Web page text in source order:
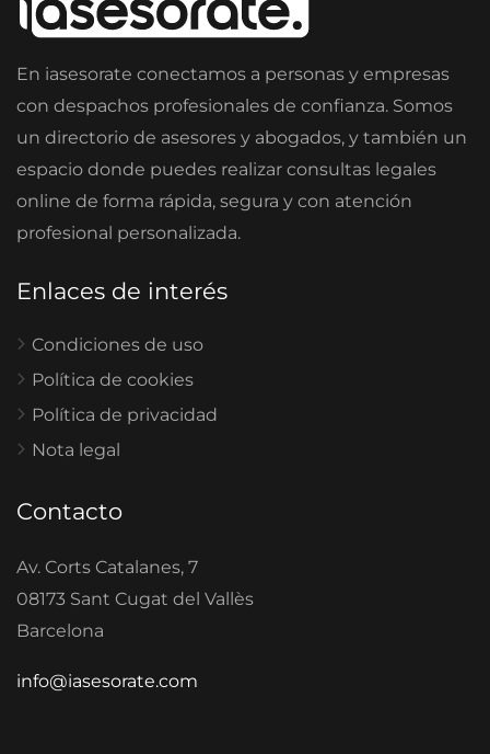
En iasesorate conectamos a personas y empresas
con despachos profesionales de confianza. Somos
un directorio de asesores y abogados, y también un
espacio donde puedes realizar consultas legales
online de forma rápida, segura y con atención
profesional personalizada.
Enlaces de interés
Condiciones de uso
Política de cookies
Política de privacidad
Nota legal
Contacto
Av. Corts Catalanes, 7
08173 Sant Cugat del Vallès
Barcelona
info@iasesorate.com